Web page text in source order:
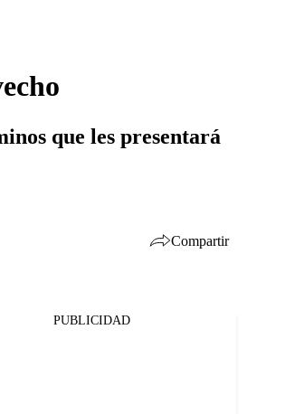
que les presentará
Compartir
PUBLICIDAD